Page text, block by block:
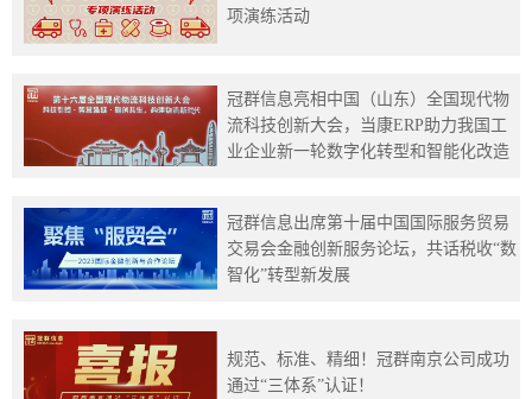
项演练活动
冠群信息亮相中国（山东）全国现代物
流科技创新大会，当康ERP助力我国工
业企业新一轮数字化转型和智能化改造
冠群信息出席第十届中国国际服务贸易
交易会金融创新服务论坛，共话税收“数
智化”转型新发展
规范、标准、精细！冠群南京公司成功
通过“三体系”认证！